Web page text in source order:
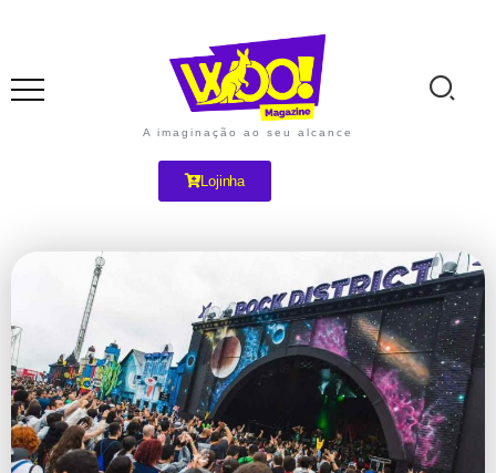
A imaginação ao seu alcance
Lojinha